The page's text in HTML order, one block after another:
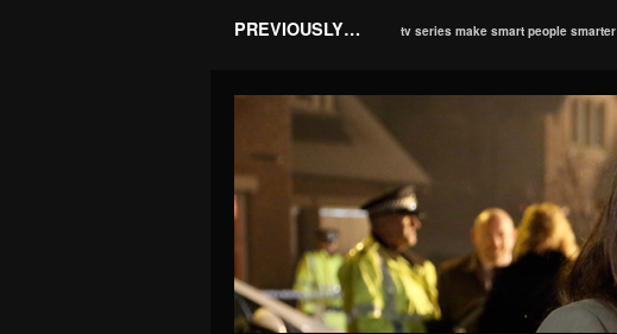
PREVIOUSLY… tv series make smart people smarter